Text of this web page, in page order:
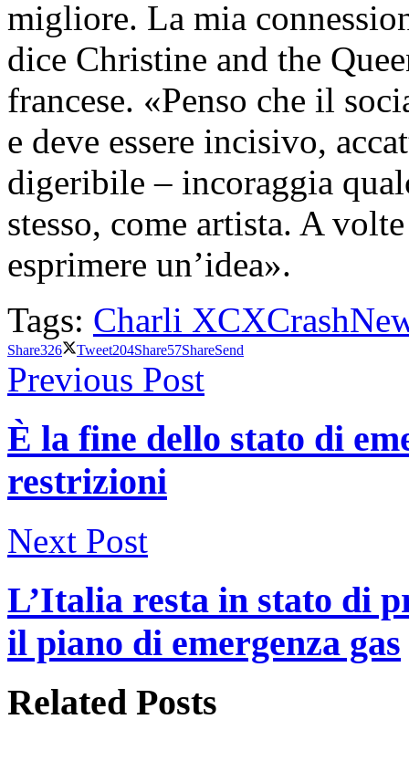
migliore. La mia
dice Christine and the
francese. «Penso che il
e deve essere incisivo,
digeribile – incoraggia
stesso, come artista. A
esprimere un’idea».
Tags: Charli XCXCrash
Share326 Tweet204Share57ShareSend
Previous Post
È la fine dello stato di
restrizioni
Next Post
L’Italia resta in stato di
il piano di emergenza gas
Related Posts